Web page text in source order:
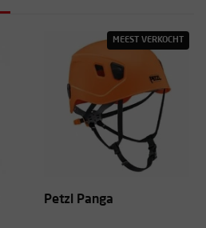
MEEST VERKOCHT
Petzl Panga